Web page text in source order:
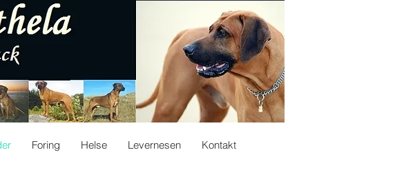
Foring Helse Levernesen Kontakt